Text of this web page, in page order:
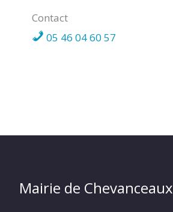
Contact
05 46 04 60 57
Mairie de Chevanceaux